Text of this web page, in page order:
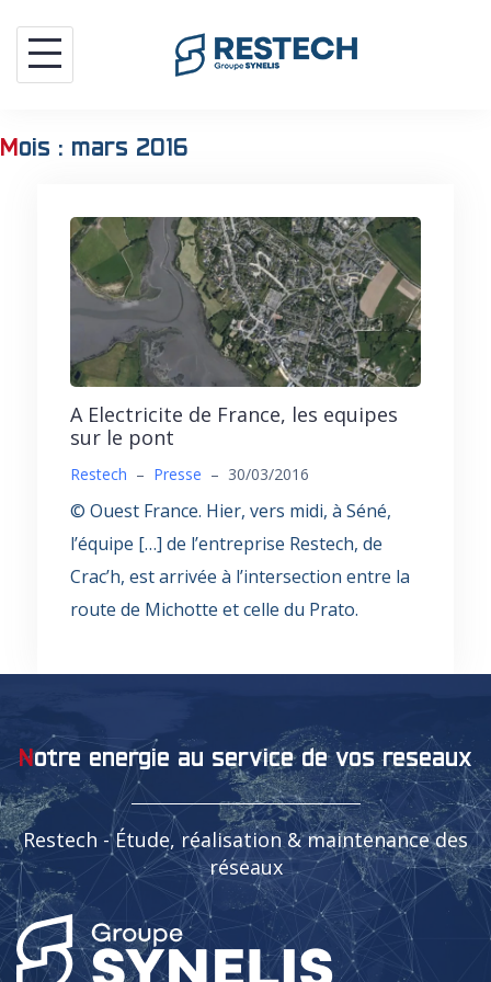
contenu
mois : mars 2016
A Electricite de France, les equipes
sur le pont
Restech – Presse – 30/03/2016
© Ouest France. Hier, vers midi, à Séné,
l’équipe […] de l’entreprise Restech, de
Crac’h, est arrivée à l’intersection entre la
route de Michotte et celle du Prato.
notre energie au service de vos reseaux
Restech - Étude, réalisation & maintenance des
réseaux